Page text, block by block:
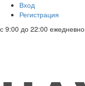
Вход
Регистрация
с 9:00 до 22:00 ежедневно